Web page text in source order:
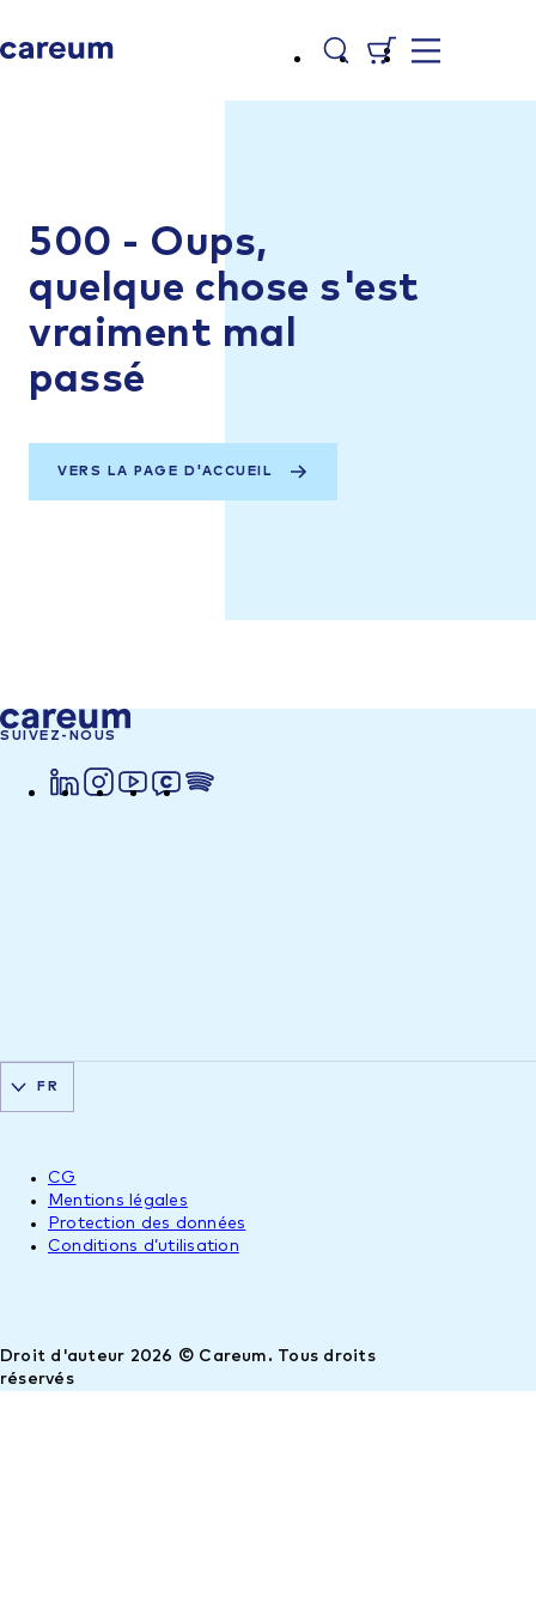
500 - Oups,
quelque chose s'est
vraiment mal
passé
VERS LA PAGE D'ACCUEIL
SUIVEZ-NOUS
Droit d'auteur 2026 © Careum. Tous droits
réservés
CG
Mentions légales
Protection des données
Conditions d’utilisation
FR